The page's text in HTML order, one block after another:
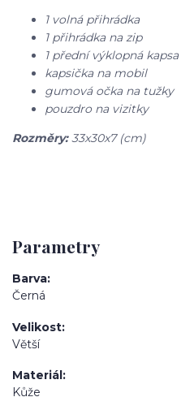
1 volná přihrádka
1 přihrádka na zip
1 přední výklopná kapsa
kapsička na mobil
gumová očka na tužky
pouzdro na vizitky
Rozměry:33x30x7 (cm)
Parametry
Barva
Černá
Velikost
Větší
Materiál
Kůže